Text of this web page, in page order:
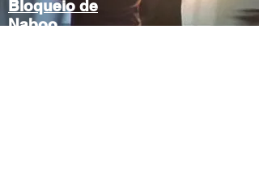
Bloqueio de
Naboo